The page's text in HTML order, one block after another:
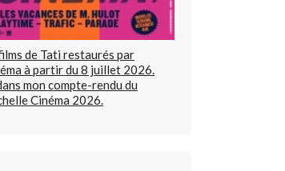
de Tati restaurés par
à partir du 8 juillet 2026.
mon compte-rendu du
Cinéma 2026.